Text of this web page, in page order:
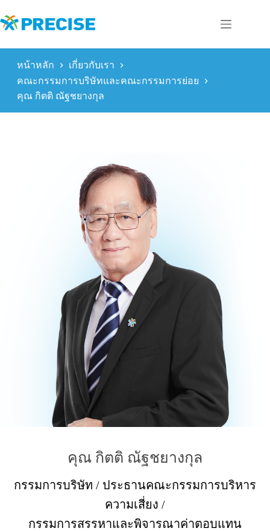
to
content
หน้าหลัก
เกี่ยวกับเรา
คณะกรรมการบริษัทและคณะกรรมการย่อย
คุณ กิตติ ณัฐชยางกุล
คุณ กิตติ ณัฐชยางกุล
กรรมการบริษัท / ประธานคณะกรรมการบริหาร
ความเสี่ยง /
กรรมการสรรหาและพิจารณาค่าตอบแทน